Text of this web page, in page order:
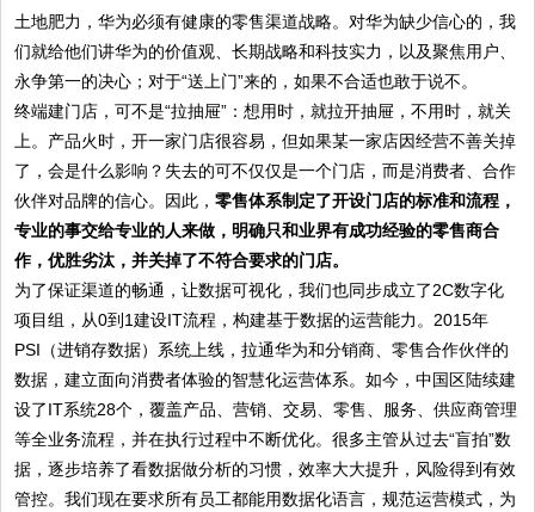
土地肥力，华为必须有健康的零售渠道战略。对华为缺少信心的，我
们就给他们讲华为的价值观、长期战略和科技实力，以及聚焦用户、
永争第一的决心；对于“送上门”来的，如果不合适也敢于说不。
终端建门店，可不是“拉抽屉”：想用时，就拉开抽屉，不用时，就关
上。产品火时，开一家门店很容易，但如果某一家店因经营不善关掉
了，会是什么影响？失去的可不仅仅是一个门店，而是消费者、合作
伙伴对品牌的信心。因此，零售体系制定了开设门店的标准和流程，
专业的事交给专业的人来做，明确只和业界有成功经验的零售商合
作，优胜劣汰，并关掉了不符合要求的门店。
为了保证渠道的畅通，让数据可视化，我们也同步成立了2C数字化
项目组，从0到1建设IT流程，构建基于数据的运营能力。2015年
PSI（进销存数据）系统上线，拉通华为和分销商、零售合作伙伴的
数据，建立面向消费者体验的智慧化运营体系。如今，中国区陆续建
设了IT系统28个，覆盖产品、营销、交易、零售、服务、供应商管理
等全业务流程，并在执行过程中不断优化。很多主管从过去“盲拍”数
据，逐步培养了看数据做分析的习惯，效率大大提升，风险得到有效
管控。我们现在要求所有员工都能用数据化语言，规范运营模式，为